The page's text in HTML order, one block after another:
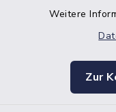
Weitere
Zur